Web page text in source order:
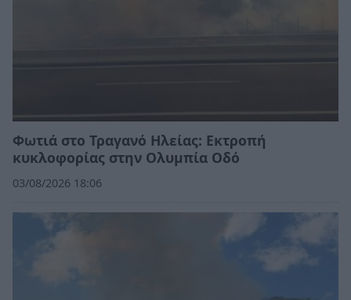
Φωτιά στο Τραγανό Ηλείας: Εκτροπή
κυκλοφορίας στην Ολυμπία Οδό
03/08/2026 18:06